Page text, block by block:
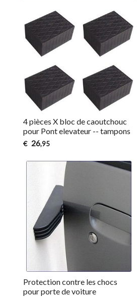
4 pièces X bloc de caoutchouc
pour Pont elevateur -- tampons
€ 26,95
Protection contre les chocs
pour porte de voiture